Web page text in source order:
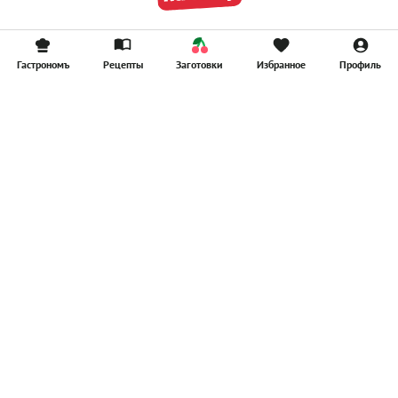
Гастрономъ Рецепты Заготовки Избранное Профиль